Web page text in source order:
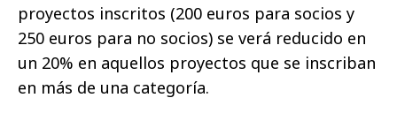
proyectos inscritos (200 euros para socios y
250 euros para no socios) se verá reducido en
un 20% en aquellos proyectos que se inscriban
en más de una categoría.